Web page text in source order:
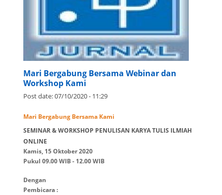
Mari Bergabung Bersama Webinar dan
Workshop Kami
Post date:07/10/2020 - 11:29
Mari Bergabung Bersama Kami
SEMINAR & WORKSHOP PENULISAN KARYA TULIS ILMIAH
ONLINE
Kamis, 15 Oktober 2020
Pukul 09.00 WIB - 12.00 WIB
Dengan
Pembicara :